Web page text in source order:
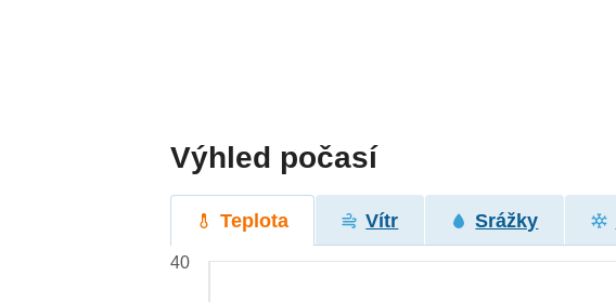
Výhled počasí
Teplota Vítr Srážky
40